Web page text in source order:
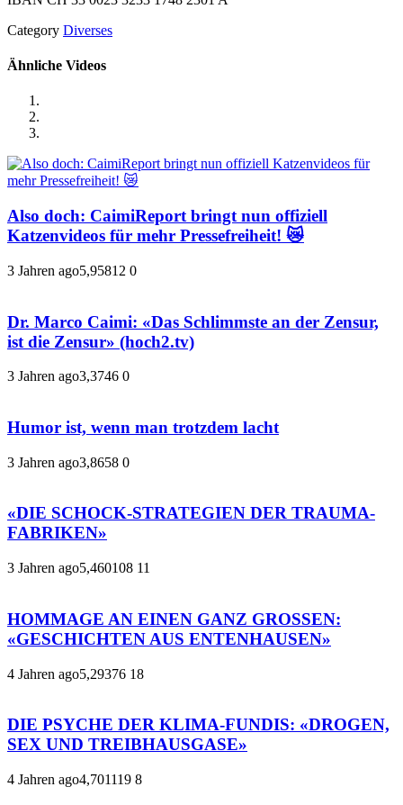
Category Diverses
Ähnliche Videos
Also doch: CaimiReport bringt nun offiziell
Katzenvideos für mehr Pressefreiheit! 😿
3 Jahren ago5,95812 0
Dr. Marco Caimi: «Das Schlimmste an der Zensur,
ist die Zensur» (hoch2.tv)
3 Jahren ago3,3746 0
Humor ist, wenn man trotzdem lacht
3 Jahren ago3,8658 0
«DIE SCHOCK-STRATEGIEN DER TRAUMA-
FABRIKEN»
3 Jahren ago5,460108 11
HOMMAGE AN EINEN GANZ GROSSEN:
«GESCHICHTEN AUS ENTENHAUSEN»
4 Jahren ago5,29376 18
DIE PSYCHE DER KLIMA-FUNDIS: «DROGEN,
SEX UND TREIBHAUSGASE»
4 Jahren ago4,701119 8